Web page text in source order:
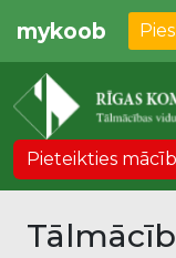
mykoob
Pieteikties